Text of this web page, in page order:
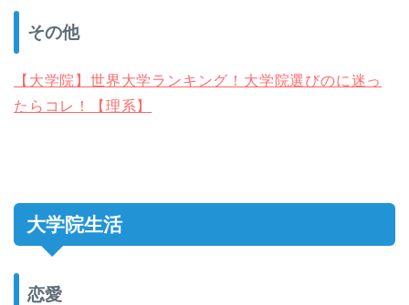
その他
【大学院】世界大学ランキング！大学院選びのに迷っ
たらコレ！【理系】
大学院生活
恋愛